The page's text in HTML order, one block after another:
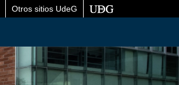
Otros sitios UdeG